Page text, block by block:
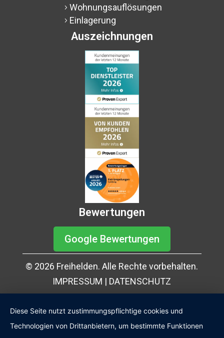
5 Wohnungsauflösungen
5 Einlagerung
Auszeichnungen
Bewertungen
Google Bewertungen
© 2026 Freihelden. Alle Rechte vorbehalten.
IMPRESSUM | DATENSCHUTZ
Diese Seite nutzt zustimmungspflichtige cookies und
Technologien von Drittanbietern, um bestimmte Funktionen